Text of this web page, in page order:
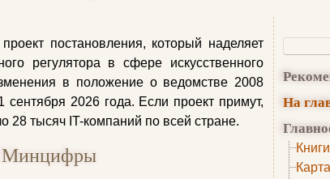
На
постановления, который наделяет
регулятора в сфере искусственного
в положение о ведомстве 2008
сентября 2026 года. Если проект примут,
28 тысяч IT-компаний по всей стране.
Минцифры